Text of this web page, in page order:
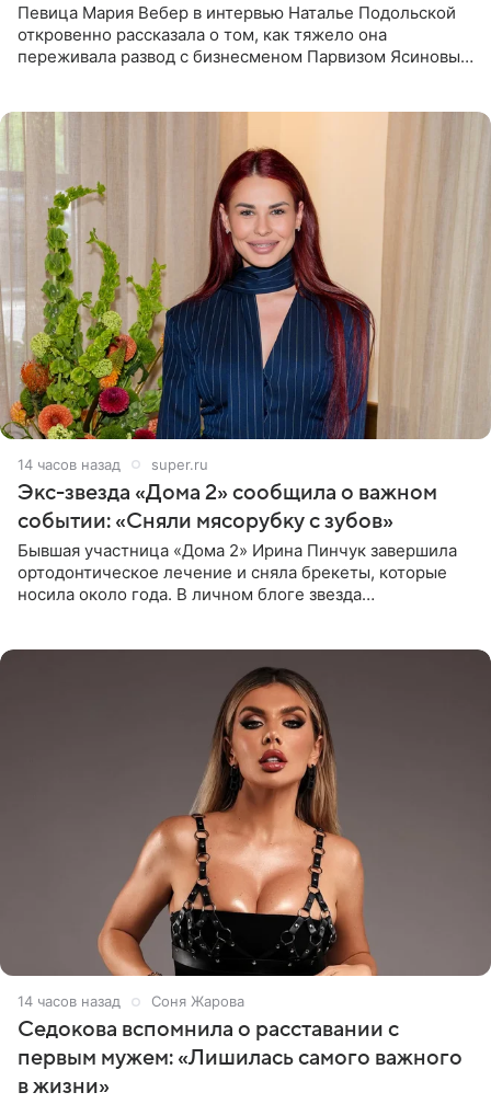
Певица Мария Вебер в интервью Наталье Подольской
откровенно рассказала о том, как тяжело она
переживала развод с бизнесменом Парвизом Ясиновым.
14 часов назад super.ru
Экс-звезда «Дома 2» сообщила о важном
событии: «Сняли мясорубку с зубов»
Бывшая участница «Дома 2» Ирина Пинчук завершила
ортодонтическое лечение и сняла брекеты, которые
носила около года. В личном блоге звезда
14 часов назад Соня Жарова
Седокова вспомнила о расставании с
первым мужем: «Лишилась самого важного
в жизни»